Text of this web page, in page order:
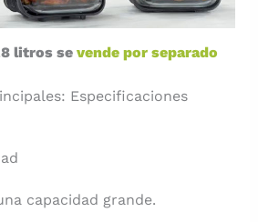
litros se vende por separado
Especificaciones
capacidad grande.